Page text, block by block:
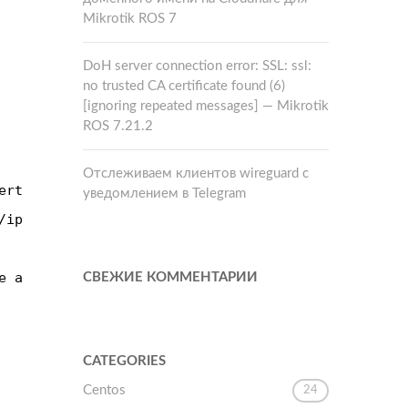
/ipv6
advertise=no
Mikrotik ROS 7
DoH server connection error: SSL: ssl:
no trusted CA certificate found (6)
[ignoring repeated messages] — Mikrotik
ROS 7.21.2
Отслеживаем клиентов wireguard с
уведомлением в Telegram
СВЕЖИЕ КОММЕНТАРИИ
CATEGORIES
Centos 24